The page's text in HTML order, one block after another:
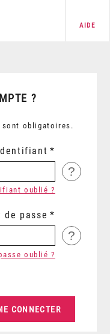
AIDE
?
sont obligatoires.
Identifiant
?
oublié ?
de passe
?
oublié ?